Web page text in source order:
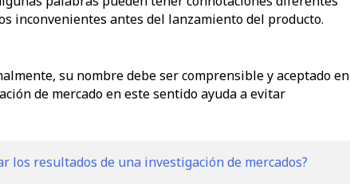
inconvenientes antes del lanzamiento del producto.
su nombre debe ser comprensible y aceptado en
de mercado en este sentido ayuda a evitar
los resultados de una investigación de mercados?